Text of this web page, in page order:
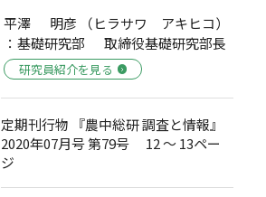
平澤 明彦 （ヒラサワ アキヒコ）
：基礎研究部 取締役基礎研究部長
研究員紹介を見る
定期刊行物 『農中総研 調査と情報』
2020年07月号 第79号 12 ～ 13ペー
ジ